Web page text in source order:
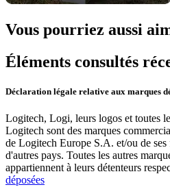
Vous pourriez aussi
Éléments consultés
Déclaration légale relative aux marques
Logitech, Logi, leurs logos et toutes
Logitech sont des marques
de Logitech Europe S.A. et/ou de
d'autres pays. Toutes les autres
appartiennent à leurs détenteurs
déposées